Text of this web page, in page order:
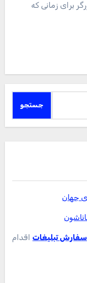
برای زمانی که
جهان
سفارش تبلیغات اقدام